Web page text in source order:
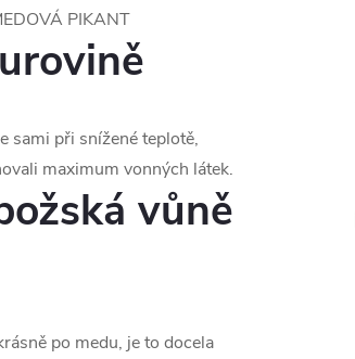
sami při snížené teplotě,
maximum vonných látek.
vůně
po medu, je to docela